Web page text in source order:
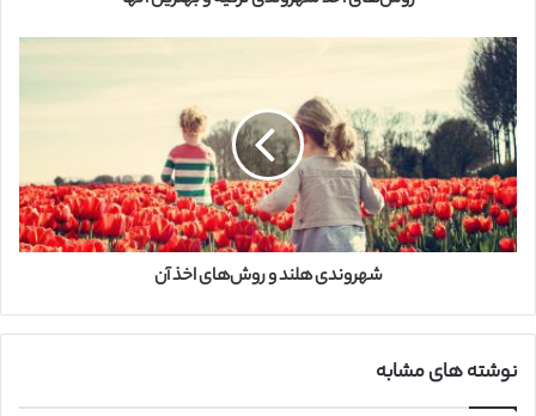
ک
ن
ی
د
شهروندی هلند و روش‌های اخذ آن
نوشته های مشابه